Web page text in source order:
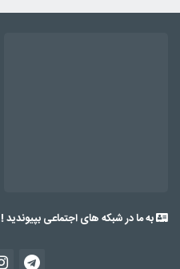
به ما در شبکه های اجتماعی بپیوندید !